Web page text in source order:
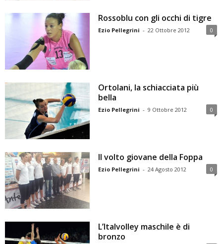
Rossoblu con gli occhi di tigre
Ezio Pellegrini - 22 Ottobre 2012 0
Ortolani, la schiacciata più
bella
Ezio Pellegrini - 9 Ottobre 2012 0
Il volto giovane della Foppa
Ezio Pellegrini - 24 Agosto 2012 0
L’Italvolley maschile è di
bronzo